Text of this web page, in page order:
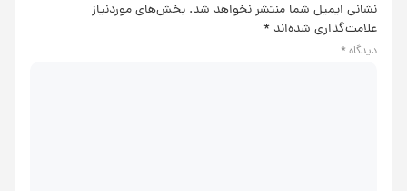
نشانی ایمیل شما منتشر نخواهد شد. بخش‌های موردنیاز
علامت‌گذاری شده‌اند *
دیدگاه *